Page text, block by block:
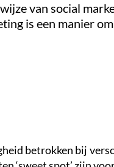
van social
is een manier
betrokken bij